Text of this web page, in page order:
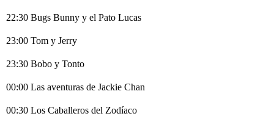
22:30 Bugs Bunny y el Pato Lucas
23:00 Tom y Jerry
23:30 Bobo y Tonto
00:00 Las aventuras de Jackie Chan
00:30 Los Caballeros del Zodíaco